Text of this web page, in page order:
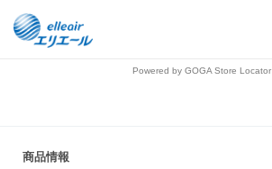
Powered by GOGA Store Locator
商品情報